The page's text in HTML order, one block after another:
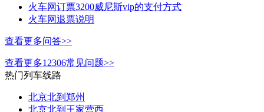
耗时：00:43总里程：未知
车次/车型：
发车站：过杭州
火车网订票3200威尼斯vip的支付方式
火车网退票说明
查看更多问答>>
查看更多12306常见问题>>
热门列车线路
北京北到郑州
北京北到王家营西